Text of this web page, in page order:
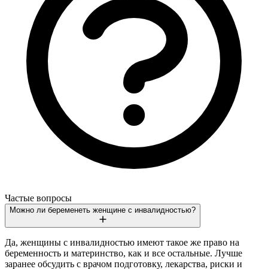
Частые вопросы
Можно ли беременеть женщине с инвалидностью?
Да, женщины с инвалидностью имеют такое же право на
беременность и материнство, как и все остальные. Лучше
заранее обсудить с врачом подготовку, лекарства, риски и